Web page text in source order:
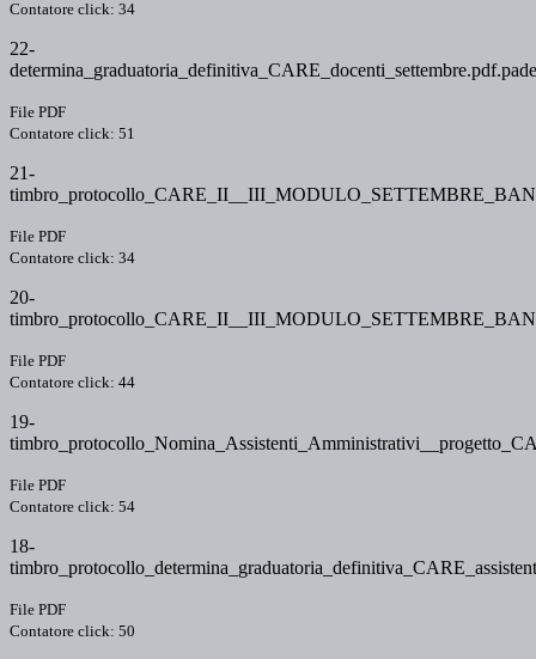
Contatore click: 34
22-
File PDF
Contatore click: 51
21-
File PDF
Contatore click: 34
20-
File PDF
Contatore click: 44
19-
File PDF
Contatore click: 54
18-
File PDF
Contatore click: 50